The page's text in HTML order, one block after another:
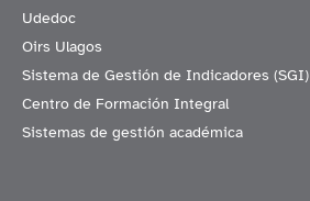
Udedoc
Oirs Ulagos
Sistema de Gestión de Indicadores (SGI)
Centro de Formación Integral
Sistemas de gestión académica